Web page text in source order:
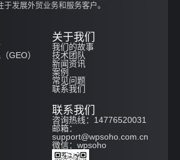
发展外贸业务和服务客户。
GEO）
关于我们
我们的故事
技术团队
新闻资讯
案例
常见问题
联系我们
联系我们
咨询热线：14776520031
邮箱：
support@wpsoho.com.cn
微信：wpsoho